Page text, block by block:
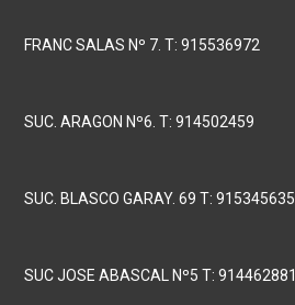
FRANC SALAS Nº 7. T: 915536972
SUC. ARAGON Nº6. T: 914502459
SUC. BLASCO GARAY. 69 T: 915345635
SUC JOSE ABASCAL Nº5 T: 914462881